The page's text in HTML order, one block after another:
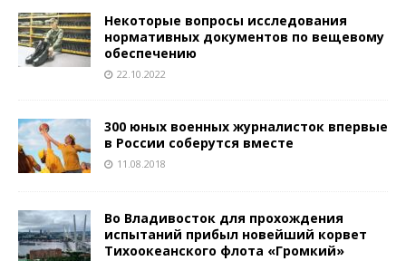
Некоторые вопросы исследования
нормативных документов по вещевому
обеспечению
22.10.2022
300 юных военных журналисток впервые
в России соберутся вместе
11.08.2018
Во Владивосток для прохождения
испытаний прибыл новейший корвет
Тихоокеанского флота «Громкий»